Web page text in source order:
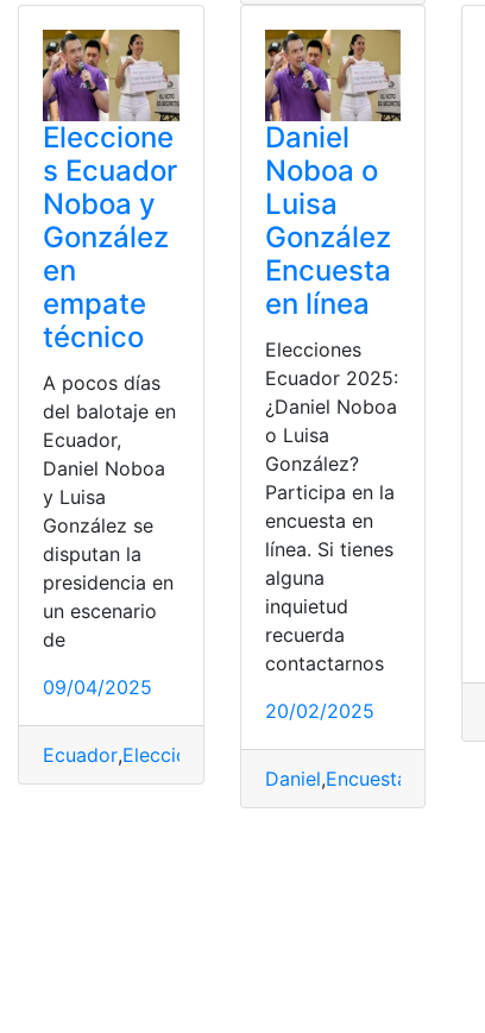
Eleccione
s Ecuador
Noboa y
González
en
empate
técnico
A pocos días
del balotaje en
Ecuador,
Daniel Noboa
y Luisa
González se
disputan la
presidencia en
un escenario
de
09/04/2025
Ecuador,Elecciones empate,González,Noboa
Daniel
Noboa o
Luisa
González
Encuesta
en línea
Elecciones
Ecuador 2025:
¿Daniel Noboa
o Luisa
González?
Participa en la
encuesta en
línea. Si tienes
alguna
inquietud
recuerda
contactarnos
20/02/2025
Daniel,Encuesta